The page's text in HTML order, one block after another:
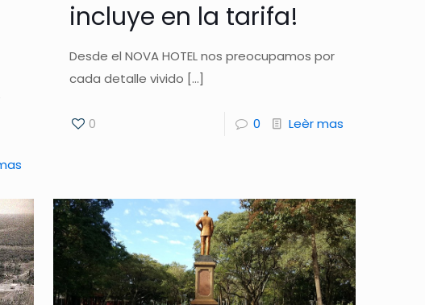
incluye en la tarifa!
Desde el NOVA HOTEL nos preocupamos por
cada detalle vivido […]
0 0 Leèr mas